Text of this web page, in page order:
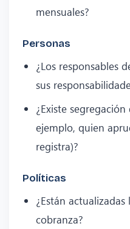
mensuales?
Personas
¿Los responsables
sus
¿Existe
ejemplo, quien
registra)?
Políticas
¿Están
cobranza?